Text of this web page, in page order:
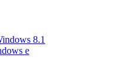
8.1
e